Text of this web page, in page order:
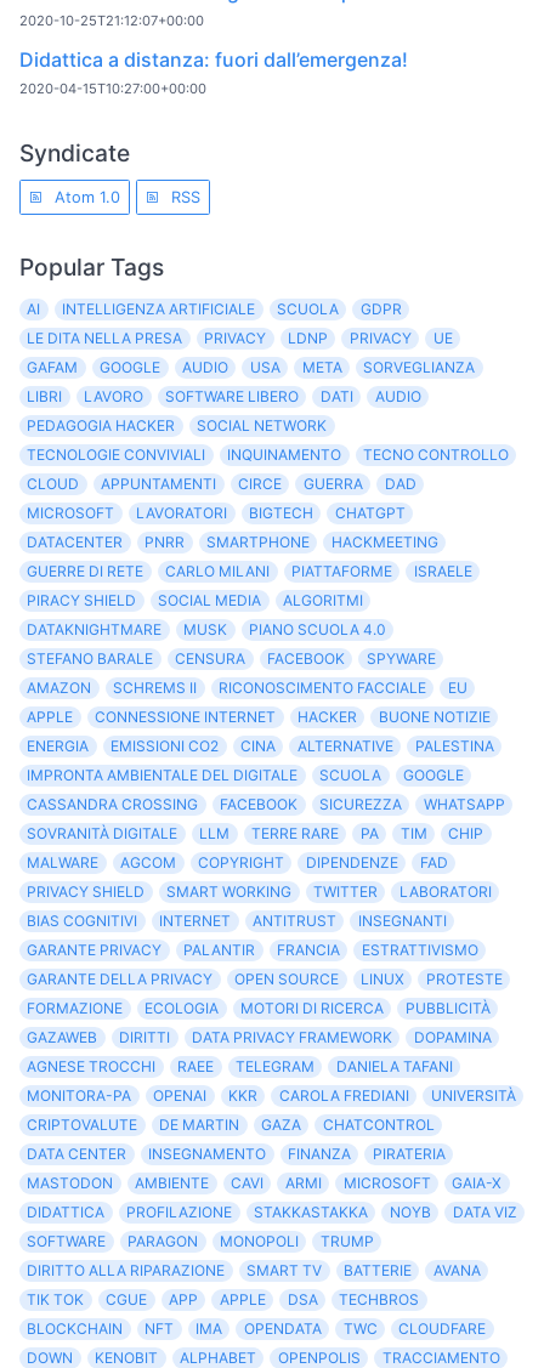
2020-10-25T21:12:07+00:00
Didattica a distanza: fuori dall’emergenza!
2020-04-15T10:27:00+00:00
Syndicate
Atom 1.0 RSS
Popular Tags
AI INTELLIGENZA ARTIFICIALE SCUOLA
GDPR
LE DITA NELLA PRESA
PRIVACY LDNP PRIVACY
UE
GAFAM
GOOGLE AUDIO USA META
SORVEGLIANZA
LIBRI
LAVORO SOFTWARE LIBERO DATI
AUDIO
PEDAGOGIA HACKER
SOCIAL NETWORK
TECNOLOGIE CONVIVIALI
INQUINAMENTO
TECNO CONTROLLO
CLOUD
APPUNTAMENTI CIRCE GUERRA
DAD
MICROSOFT
LAVORATORI BIGTECH
CHATGPT
DATACENTER
PNRR SMARTPHONE
HACKMEETING
GUERRE DI RETE
CARLO MILANI PIATTAFORME
ISRAELE
PIRACY SHIELD
SOCIAL MEDIA
ALGORITMI
DATAKNIGHTMARE
MUSK
PIANO SCUOLA 4.0
STEFANO BARALE
CENSURA FACEBOOK
SPYWARE
AMAZON
SCHREMS II RICONOSCIMENTO FACCIALE
EU
APPLE
CONNESSIONE INTERNET HACKER
BUONE NOTIZIE
ENERGIA
EMISSIONI CO2 CINA ALTERNATIVE
PALESTINA
IMPRONTA AMBIENTALE DEL DIGITALE
SCUOLA
GOOGLE
CASSANDRA CROSSING
FACEBOOK SICUREZZA
WHATSAPP
SOVRANITÀ DIGITALE
LLM TERRE RARE PA TIM
CHIP
MALWARE
AGCOM COPYRIGHT DIPENDENZE
FAD
PRIVACY SHIELD
SMART WORKING TWITTER
LABORATORI
BIAS COGNITIVI
INTERNET ANTITRUST
INSEGNANTI
GARANTE PRIVACY
PALANTIR FRANCIA
ESTRATTIVISMO
GARANTE DELLA PRIVACY
OPEN SOURCE LINUX
PROTESTE
FORMAZIONE
ECOLOGIA MOTORI DI RICERCA
PUBBLICITÀ
GAZAWEB
DIRITTI DATA PRIVACY FRAMEWORK
DOPAMINA
AGNESE TROCCHI
RAEE TELEGRAM
DANIELA TAFANI
MONITORA-PA
OPENAI KKR CAROLA FREDIANI
UNIVERSITÀ
CRIPTOVALUTE
DE MARTIN GAZA
CHATCONTROL
DATA CENTER
INSEGNAMENTO FINANZA
PIRATERIA
MASTODON
AMBIENTE CAVI ARMI MICROSOFT
GAIA-X
DIDATTICA
PROFILAZIONE STAKKASTAKKA NOYB
DATA VIZ
SOFTWARE
PARAGON MONOPOLI
TRUMP
DIRITTO ALLA RIPARAZIONE
SMART TV BATTERIE
AVANA
TIK TOK
CGUE APP APPLE DSA
TECHBROS
BLOCKCHAIN
NFT IMA OPENDATA TWC
CLOUDFARE
DOWN
KENOBIT ALPHABET OPENPOLIS
TRACCIAMENTO